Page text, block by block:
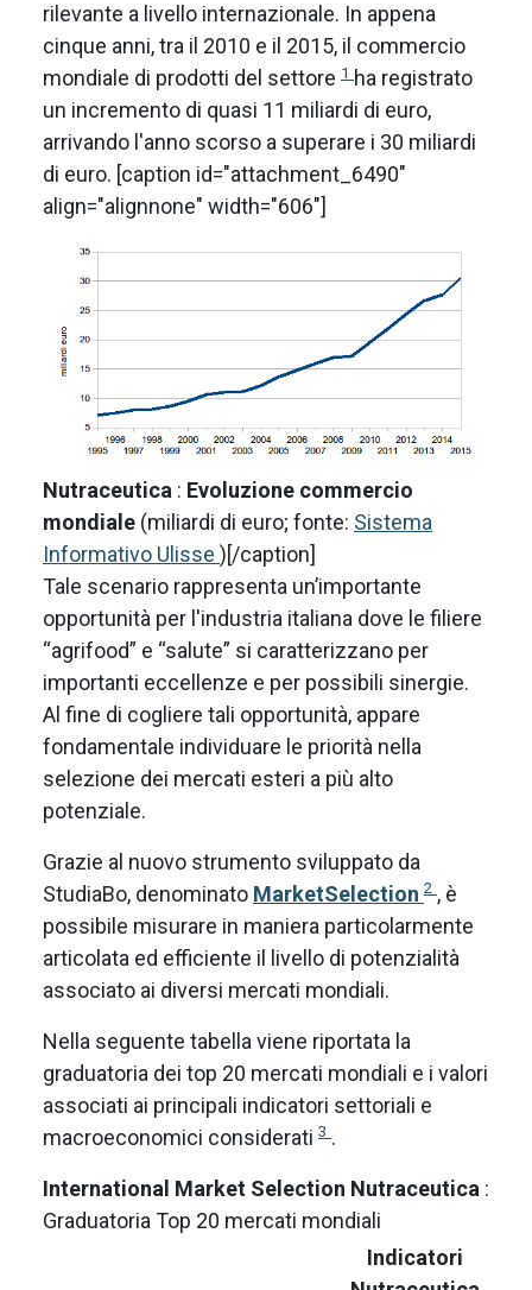
rilevante a livello internazionale. In appena
cinque anni, tra il 2010 e il 2015, il commercio
mondiale di prodotti del settore 1 ha registrato
un incremento di quasi 11 miliardi di euro,
arrivando l'anno scorso a superare i 30 miliardi
di euro. [caption id="attachment_6490"
align="alignnone" width="606"]
Nutraceutica : Evoluzione commercio
mondiale (miliardi di euro; fonte: Sistema
Informativo Ulisse )[/caption]
Tale scenario rappresenta un’importante
opportunità per l'industria italiana dove le filiere
“agrifood” e “salute” si caratterizzano per
importanti eccellenze e per possibili sinergie.
Al fine di cogliere tali opportunità, appare
fondamentale individuare le priorità nella
selezione dei mercati esteri a più alto
potenziale.
Grazie al nuovo strumento sviluppato da
StudiaBo, denominato MarketSelection 2 , è
possibile misurare in maniera particolarmente
articolata ed efficiente il livello di potenzialità
associato ai diversi mercati mondiali.
Nella seguente tabella viene riportata la
graduatoria dei top 20 mercati mondiali e i valori
associati ai principali indicatori settoriali e
macroeconomici considerati 3 .
International Market Selection Nutraceutica :
Graduatoria Top 20 mercati mondiali
Indicatori